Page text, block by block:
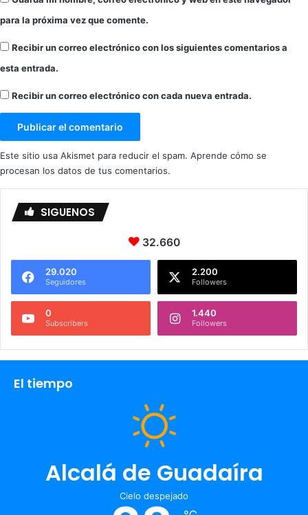
para la próxima vez que comente.
Recibir un correo electrónico con los siguientes comentarios a
esta entrada.
Recibir un correo electrónico con cada nueva entrada.
Este sitio usa Akismet para reducir el spam. Aprende cómo se
procesan los datos de tus comentarios.
SIGUENOS
32.660
29.020
Seguidores
2.200
Followers
0
Subscribers
1.440
Followers
El tiempo
Alcalá de Guadaíra
Cielo despejado